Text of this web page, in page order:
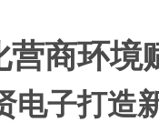
营商环境
子打造